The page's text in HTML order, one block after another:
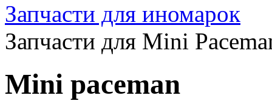
Запчасти для иномарок
Запчасти для Mini
Mini paceman